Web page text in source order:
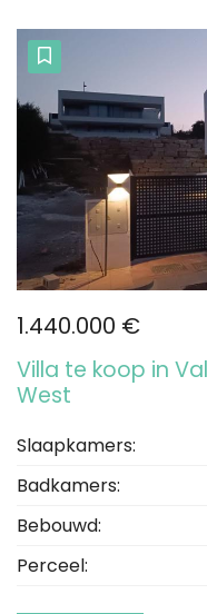
1.440.000 €
Villa te koop in
West
Slaapkamers:
Badkamers:
Bebouwd:
Perceel: